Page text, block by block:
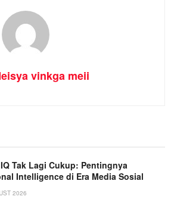
vinkga meii
Tak Lagi Cukup: Pentingnya
Intelligence di Era Media Sosial
2026